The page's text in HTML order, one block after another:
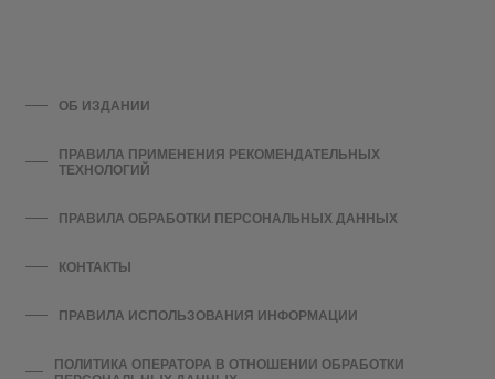
ОБ ИЗДАНИИ
ПРАВИЛА ПРИМЕНЕНИЯ РЕКОМЕНДАТЕЛЬНЫХ
ТЕХНОЛОГИЙ
ПРАВИЛА ОБРАБОТКИ ПЕРСОНАЛЬНЫХ ДАННЫХ
КОНТАКТЫ
ПРАВИЛА ИСПОЛЬЗОВАНИЯ ИНФОРМАЦИИ
ПОЛИТИКА ОПЕРАТОРА В ОТНОШЕНИИ ОБРАБОТКИ